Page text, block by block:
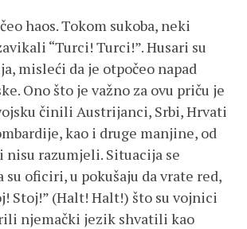
haos. Tokom sukoba, neki
“Turci! Turci!”. Husari su
misleći da je otpočeo napad
Ono što je važno za ovu priču je
činili Austrijanci, Srbi, Hrvati
kao i druge manjine, od
nisu razumjeli. Situacija se
su oficiri, u pokušaju da vrate red,
Stoj!” (Halt! Halt!) što su vojnici
njemački jezik shvatili kao